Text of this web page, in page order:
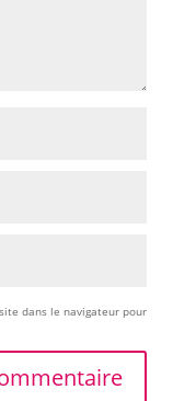
dans le navigateur pour